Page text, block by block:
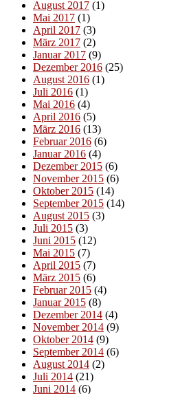
August 2017 (1)
Mai 2017 (1)
April 2017 (3)
März 2017 (2)
Januar 2017 (9)
Dezember 2016 (25)
August 2016 (1)
Juli 2016 (1)
Mai 2016 (4)
April 2016 (5)
März 2016 (13)
Februar 2016 (6)
Januar 2016 (4)
Dezember 2015 (6)
November 2015 (6)
Oktober 2015 (14)
September 2015 (14)
August 2015 (3)
Juli 2015 (3)
Juni 2015 (12)
Mai 2015 (7)
April 2015 (7)
März 2015 (6)
Februar 2015 (4)
Januar 2015 (8)
Dezember 2014 (4)
November 2014 (9)
Oktober 2014 (9)
September 2014 (6)
August 2014 (2)
Juli 2014 (21)
Juni 2014 (6)